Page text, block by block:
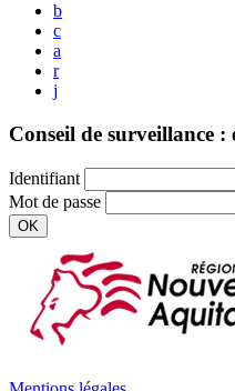
b
c
a
r
j
Conseil de surveillance :
Identifiant
Mot de passe
OK